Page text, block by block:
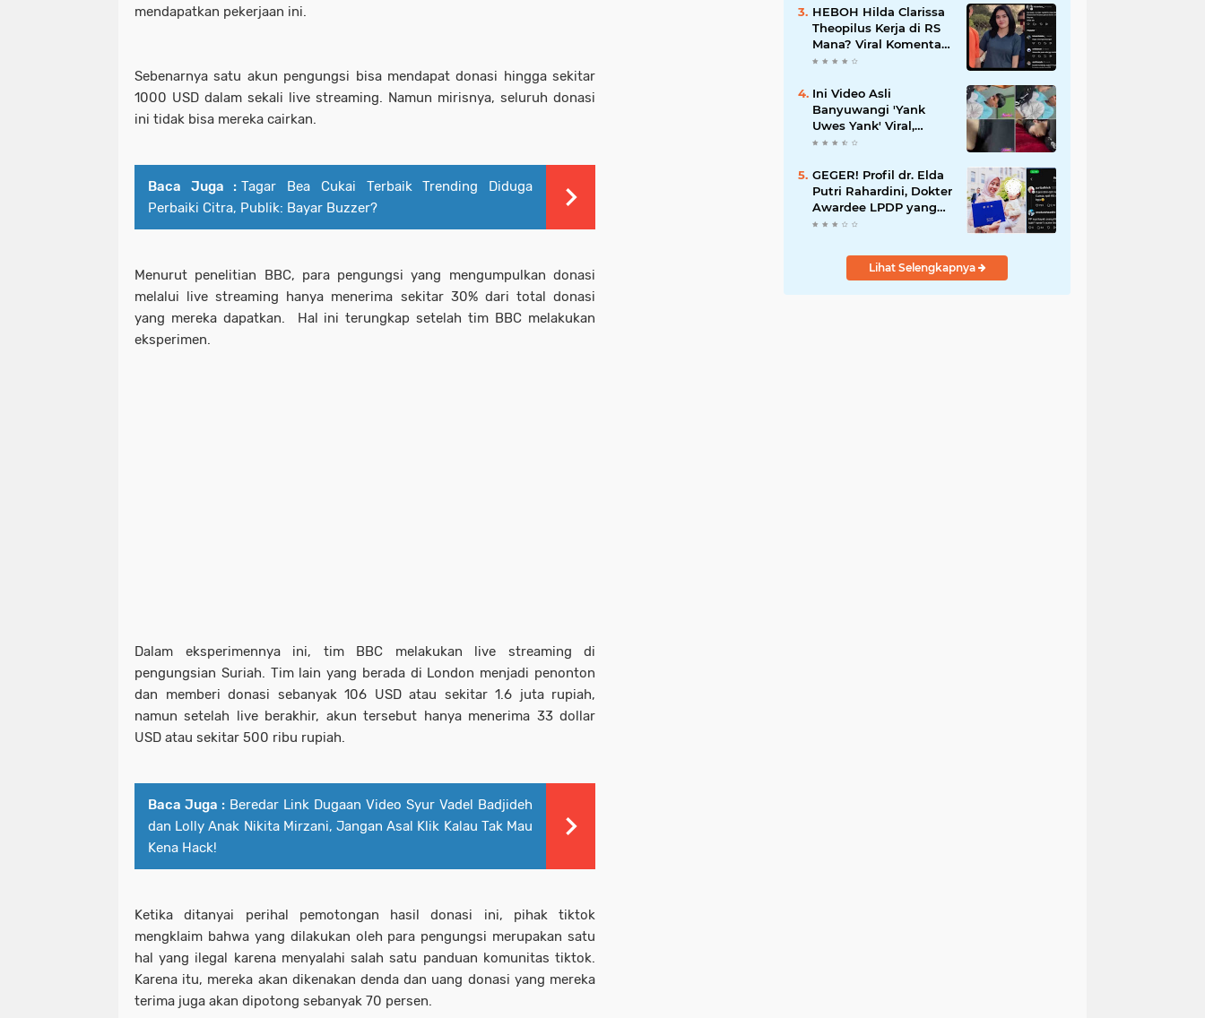
mendapatkan pekerjaan ini.
Sebenarnya satu akun pengungsi bisa mendapat donasi hingga sekitar
1000 USD dalam sekali live streaming. Namun mirisnya, seluruh donasi
ini tidak bisa mereka cairkan.
Baca Juga : Tagar Bea Cukai Terbaik Trending Diduga
Perbaiki Citra, Publik: Bayar Buzzer?
Menurut penelitian BBC, para pengungsi yang mengumpulkan donasi
melalui live streaming hanya menerima sekitar 30% dari total donasi
yang mereka dapatkan. Hal ini terungkap setelah tim BBC melakukan
eksperimen.
Dalam eksperimennya ini, tim BBC melakukan live streaming di
pengungsian Suriah. Tim lain yang berada di London menjadi penonton
dan memberi donasi sebanyak 106 USD atau sekitar 1.6 juta rupiah,
namun setelah live berakhir, akun tersebut hanya menerima 33 dollar
USD atau sekitar 500 ribu rupiah.
Baca Juga : Beredar Link Dugaan Video Syur Vadel Badjideh
dan Lolly Anak Nikita Mirzani, Jangan Asal Klik Kalau Tak Mau
Kena Hack!
Ketika ditanyai perihal pemotongan hasil donasi ini, pihak tiktok
mengklaim bahwa yang dilakukan oleh para pengungsi merupakan satu
hal yang ilegal karena menyalahi salah satu panduan komunitas tiktok.
Karena itu, mereka akan dikenakan denda dan uang donasi yang mereka
terima juga akan dipotong sebanyak 70 persen.
Ruangan
HEBOH Hilda Clarissa
Theopilus Kerja di RS
Mana? Viral Komentar
'Puas' terkait
BPJS
Ini Video Asli
Banyuwangi 'Yank
Uwes Yank' Viral,
Pemeran Pria Muncul
GEGER! Profil dr. Elda
Putri Rahardini, Dokter
Awardee LPDP yang
Komentar Jahat ke
Lihat Selengkapnya